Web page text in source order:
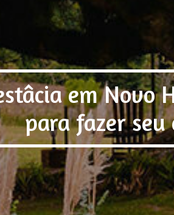
em Novo
para fazer seu